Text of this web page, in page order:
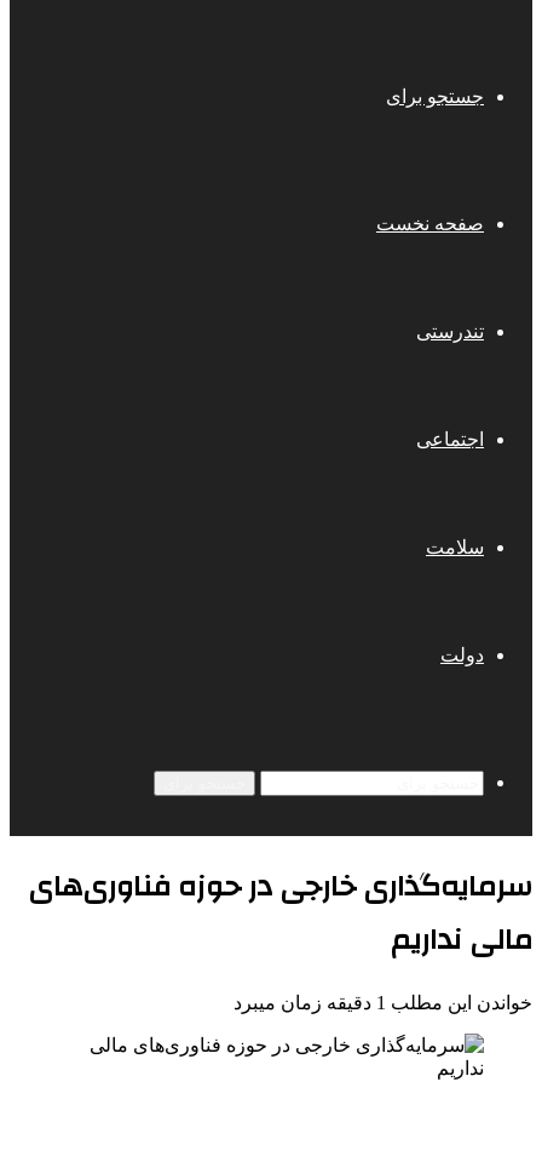
جستجو برای
صفحه نخست
تندرستی
اجتماعی
سلامت
دولت
سرمایه‌گذاری خارجی در حوزه فناوری‌های
مالی نداریم
خواندن این مطلب 1 دقیقه زمان میبرد